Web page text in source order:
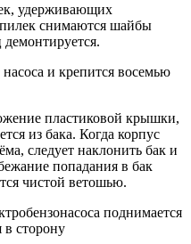
удерживающих
снимаются шайбы
и крепится восемью
пластиковой крышки,
из бака. Когда корпус
следует наклонить бак и
попадания в бак
чистой ветошью.
поднимается
в сторону